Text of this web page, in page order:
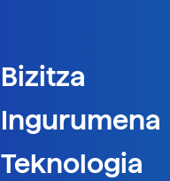
Bizitza
Ingurumena
Teknologia